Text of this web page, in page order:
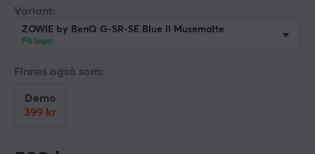
Variant:
ZOWIE by BenQ G-SR-SE Blue II Musematte
På lager
Finnes også som:
Demo
399 kr